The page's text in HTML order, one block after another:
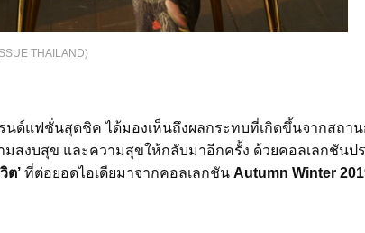
THAILAND)
นด์แฟชั่นสุดชิค ได้มองเห็นถึงผลกระทบที่เกิดขึ้นจากสถา
สงบสุข และความสุขให้กลับมาอีกครั้ง ด้วยคอลเลกชันป
ต’ ที่ต่อยอดไอเดียมาจากคอลเลกชัน Autumn Winter